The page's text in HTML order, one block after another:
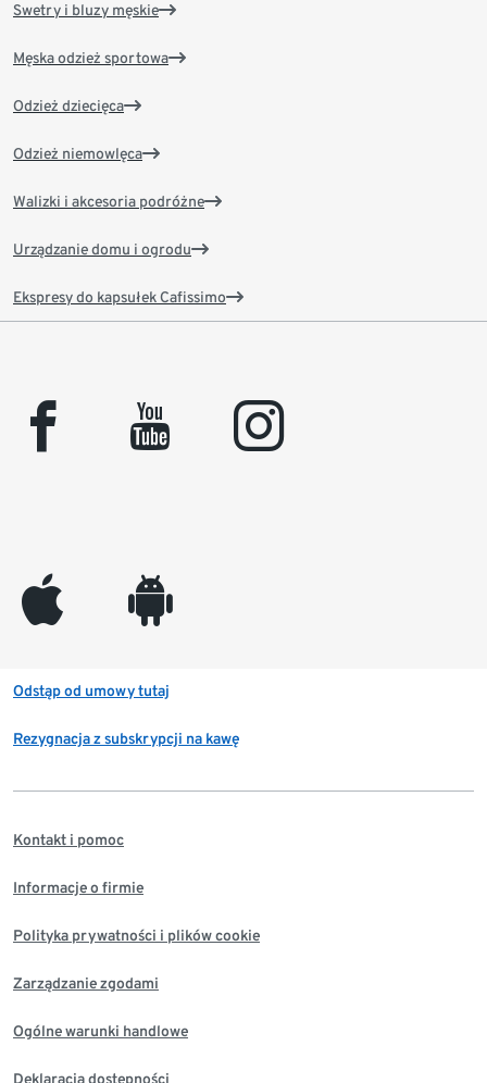
Swetry i bluzy męskie
Męska odzież sportowa
Odzież dziecięca
Odzież niemowlęca
Walizki i akcesoria podróżne
Urządzanie domu i ogrodu
Ekspresy do kapsułek Cafissimo
facebook youtube instagram
appleinc android
Odstąp od umowy tutaj
Rezygnacja z subskrypcji na kawę
Kontakt i pomoc
Informacje o firmie
Polityka prywatności i plików cookie
Zarządzanie zgodami
Ogólne warunki handlowe
Deklaracja dostępności